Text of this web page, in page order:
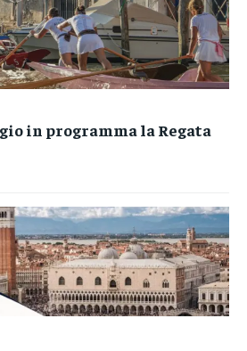
in programma la Regata